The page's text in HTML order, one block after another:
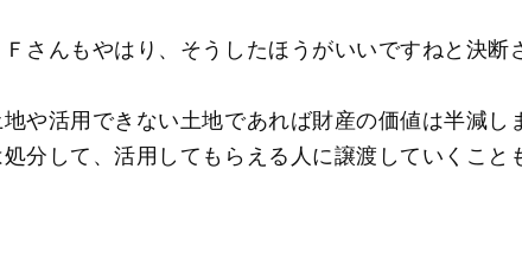
さんもやはり、そうしたほうがいいですねと決断
や活用できない土地であれば財産の価値は半減し
分して、活用してもらえる人に譲渡していくこと